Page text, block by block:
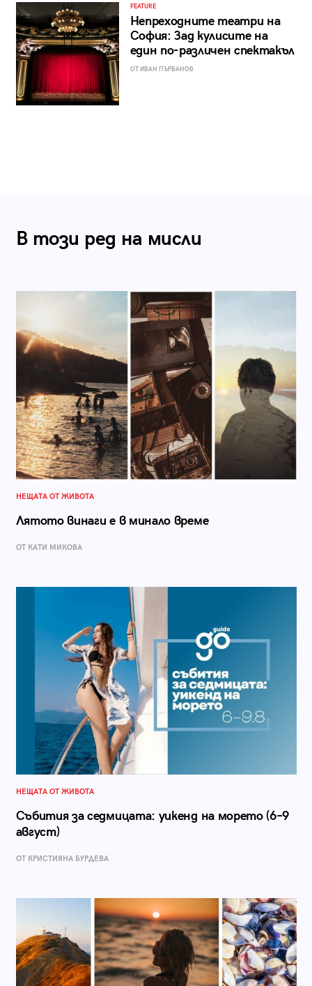
FEATURE
Непреходните театри на
София: Зад кулисите на
един по-различен спектакъл
ОТ ИВАН ПЪРВАНОВ
В този ред на мисли
НЕЩАТА ОТ ЖИВОТА
Лятото винаги е в минало време
ОТ КАТИ МИКОВА
НЕЩАТА ОТ ЖИВОТА
Събития за седмицата: уикенд на морето (6–9
август)
ОТ КРИСТИЯНА БУРДЕВА